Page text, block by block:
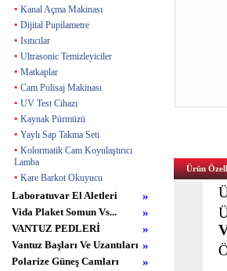
• Kanal Açma Makinası
• Dijital Pupilametre
• Isıtıcılar
• Ultrasonic Temizleyiciler
• Matkaplar
• Cam Polisaj Makinası
• UV Test Cihazı
• Kaynak Pürmüzü
• Yaylı Sap Takma Seti
• Kolormatik Cam Koyulaştırıcı
Lamba
• Kare Barkot Okuyucu
Laboratuvar El Aletleri »
Vida Plaket Somun Vs... »
VANTUZ PEDLERİ »
Vantuz Başları Ve Uzantıları »
Polarize Güneş Camları »
Ürün